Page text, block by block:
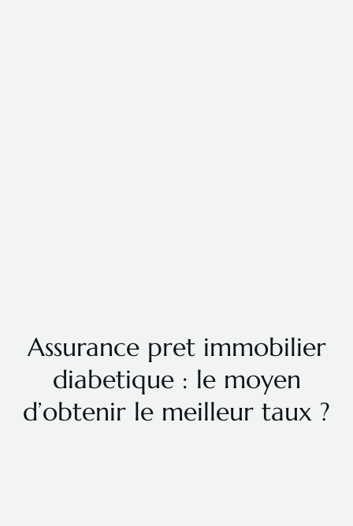
Assurance pret immobilier
diabetique : le moyen
d’obtenir le meilleur taux ?